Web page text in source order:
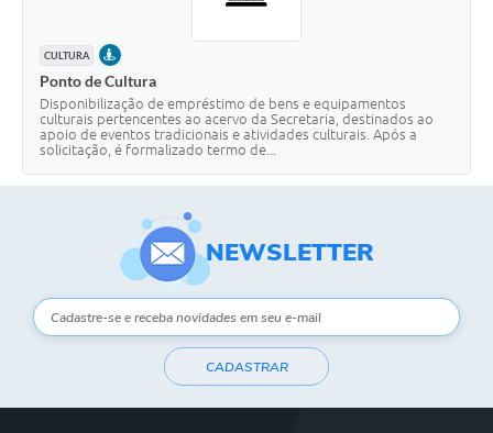
Serviços Online
Telefones Úteis
A Prefeitura
CULTURA PRESENCIAL
Ponto de Cultura
Disponibilização de empréstimo de bens e equipamentos
culturais pertencentes ao acervo da Secretaria, destinados ao
apoio de eventos tradicionais e atividades culturais. Após a
solicitação, é formalizado termo de...
NEWSLETTER
CADASTRAR